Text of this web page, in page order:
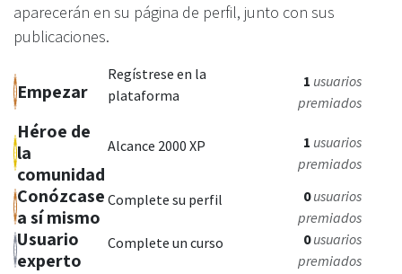
aparecerán en su página de perfil, junto con sus
publicaciones.
Empezar
Regístrese en la
plataforma
1 usuarios
premiados
Héroe de
la
comunidad
Alcance 2000 XP 1 usuarios
premiados
Conózcase
a sí mismo
Complete su perfil 0 usuarios
premiados
Usuario
experto
Complete un curso 0 usuarios
premiados